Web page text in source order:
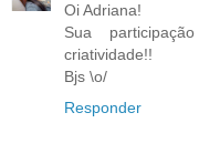
Oi Adriana!
Sua
criatividade!!
Bjs \o/
Responder